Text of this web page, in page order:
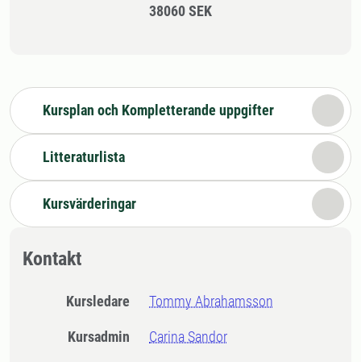
38060 SEK
Kursplan och Kompletterande uppgifter
Litteraturlista
Kursvärderingar
Kontakt
Kursledare Tommy Abrahamsson
Kursadmin Carina Sandor